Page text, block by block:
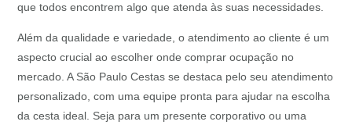
que todos encontrem algo que atenda às suas necessidades.
Além da qualidade e variedade, o atendimento ao cliente é um
aspecto crucial ao escolher onde comprar ocupação no
mercado. A São Paulo Cestas se destaca pelo seu atendimento
personalizado, com uma equipe pronta para ajudar na escolha
da cesta ideal. Seja para um presente corporativo ou uma